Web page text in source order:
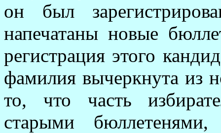
он был
напечатаны новые
регистрация этого
фамилия вычеркнута из
то, что часть
старыми